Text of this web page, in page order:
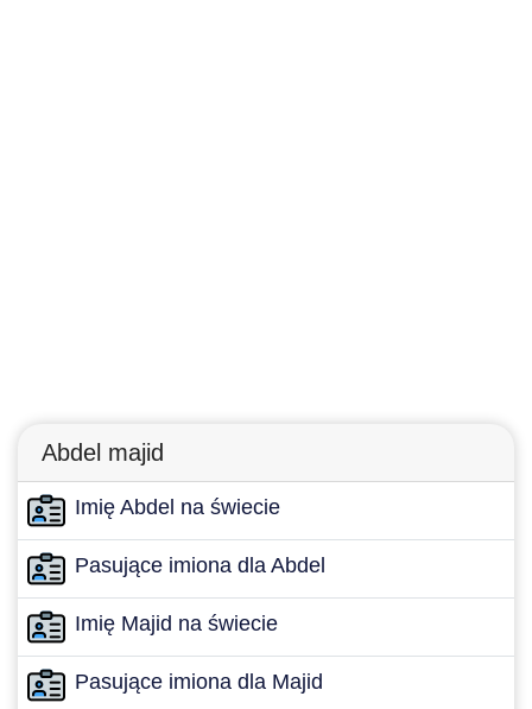
Abdel majid
Imię Abdel na świecie
Pasujące imiona dla Abdel
Imię Majid na świecie
Pasujące imiona dla Majid